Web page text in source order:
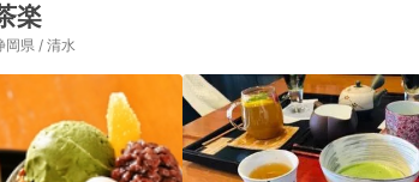
楽
岡県 / 清水